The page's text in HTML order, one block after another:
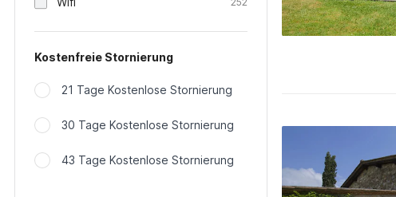
Kostenfreie Stornierung
21 Tage Kostenlose Stornierung
30 Tage Kostenlose Stornierung
43 Tage Kostenlose Stornierung